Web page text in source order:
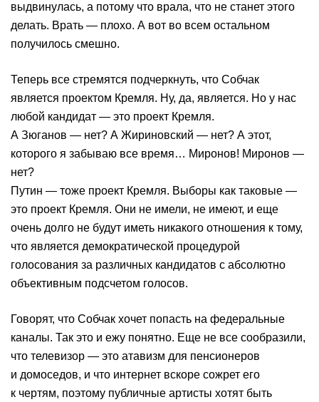
выдвинулась, а потому что врала, что не станет этого
делать. Врать — плохо. А вот во всем остальном
получилось смешно.
Теперь все стремятся подчеркнуть, что Собчак
является проектом Кремля. Ну, да, является. Но у нас
любой кандидат — это проект Кремля.
А Зюганов — нет? А Жириновский — нет? А этот,
которого я забываю все время… Миронов! Миронов —
нет?
Путин — тоже проект Кремля. Выборы как таковые —
это проект Кремля. Они не имели, не имеют, и еще
очень долго не будут иметь никакого отношения к тому,
что является демократической процедурой
голосования за различных кандидатов с абсолютно
объективным подсчетом голосов.
Говорят, что Собчак хочет попасть на федеральные
каналы. Так это и ежу понятно. Еще не все сообразили,
что телевизор — это атавизм для пенсионеров
и домоседов, и что интернет вскоре сожрет его
к чертям, поэтому публичные артисты хотят быть